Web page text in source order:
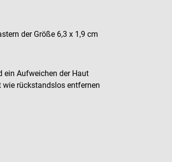
der Größe 6,3 x 1,9 cm
ein Aufweichen der Haut
rückstandslos entfernen